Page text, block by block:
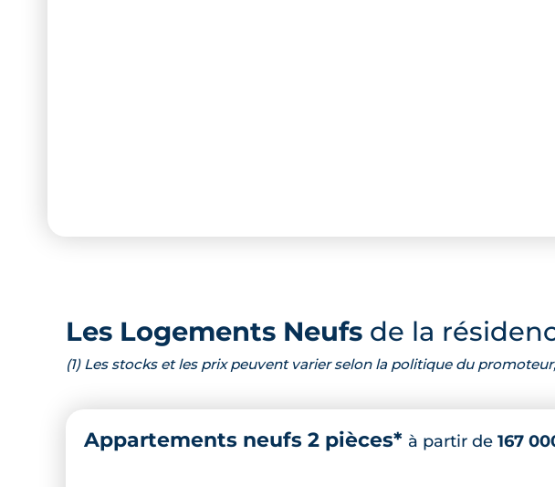
Les Logements Neufs de la
(1) Les stocks et les prix peuvent varier selon la politique du
Appartements neufs 2 pièces* à partir de 167